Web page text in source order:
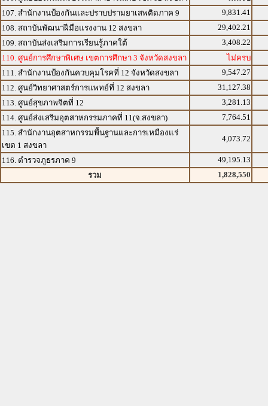
107. สำนักงานป้องกันและปราบปรามยาเสพติดภาค 9
9,831.41
108. สถาบันพัฒนาฝีมือแรงงาน 12 สงขลา
29,402.21
109. สถาบันส่งเสริมการเรียนรู้ภาคใต้
3,408.22
110. ศูนย์การศึกษาพิเศษ เขตการศึกษา 3 จังหวัดสงขลา
ไม่ครบ
111. สำนักงานป้องกันควบคุมโรคที่ 12 จังหวัดสงขลา
9,547.27
112. ศูนย์วิทยาศาสตร์การแพทย์ที่ 12 สงขลา
31,127.38
113. ศูนย์สุขภาพจิตที่ 12
3,281.13
114. ศูนย์ส่งเสริมอุตสาหกรรมภาคที่ 11(จ.สงขลา)
7,764.51
115. สำนักงานอุตสาหกรรมพื้นฐานและการเหมืองแร่
เขต 1 สงขลา
4,073.72
116. ตำรวจภูธรภาค 9
49,195.13
รวม
1,828,550